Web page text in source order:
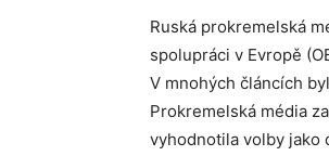
Ruská prokremelská
spolupráci v Evropě
V mnohých článcích
Prokremelská média
vyhodnotila volby jako